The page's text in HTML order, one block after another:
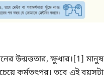
উন্মত্ততার, ক্ষুধার।[1] মানুষ
কর্মতৎপর। তবে এই বয়সটা